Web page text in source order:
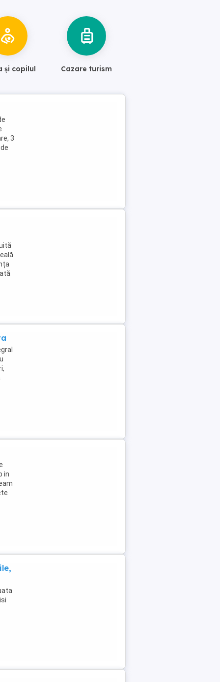
și copilul Cazare turism
3
in